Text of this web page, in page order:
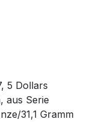
5 Dollars
aus Serie
31,1 Gramm